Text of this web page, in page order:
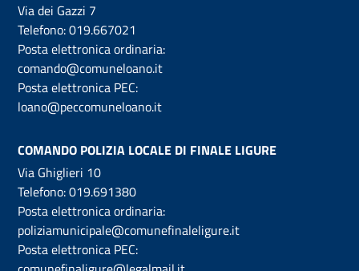
Via dei Gazzi 7
Telefono:019.667021
Posta elettronica ordinaria:
comando@comuneloano.it
Posta elettronica PEC:
loano@peccomuneloano.it
COMANDO POLIZIA LOCALE DI FINALE LIGURE
Via Ghiglieri 10
Telefono:019.691380
Posta elettronica ordinaria:
poliziamunicipale@comunefinaleligure.it
Posta elettronica PEC: